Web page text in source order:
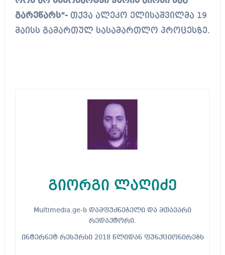
გარეწარს”-თქვა ალეკო ელისაშვილმა 19
მაისს გამართულ სასამართლო პროცესზე.
გიორგი ლაღიძე
Multimedia.ge-ს დამფუძნებელი და მთავარი
რედაქტორი.
ინტერნეტ რესურსი 2018 წლიდან ფუნქციონირებს